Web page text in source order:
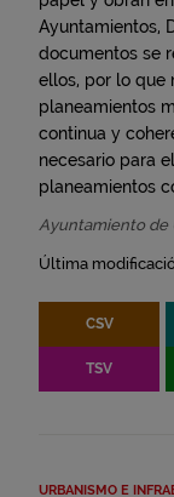
Ayuntamientos,
documentos se
ellos, por lo que
planeamientos
continua y
necesario para
planeamientos
Ayuntamiento de
Última
CSV
TSV
URBANISMO E